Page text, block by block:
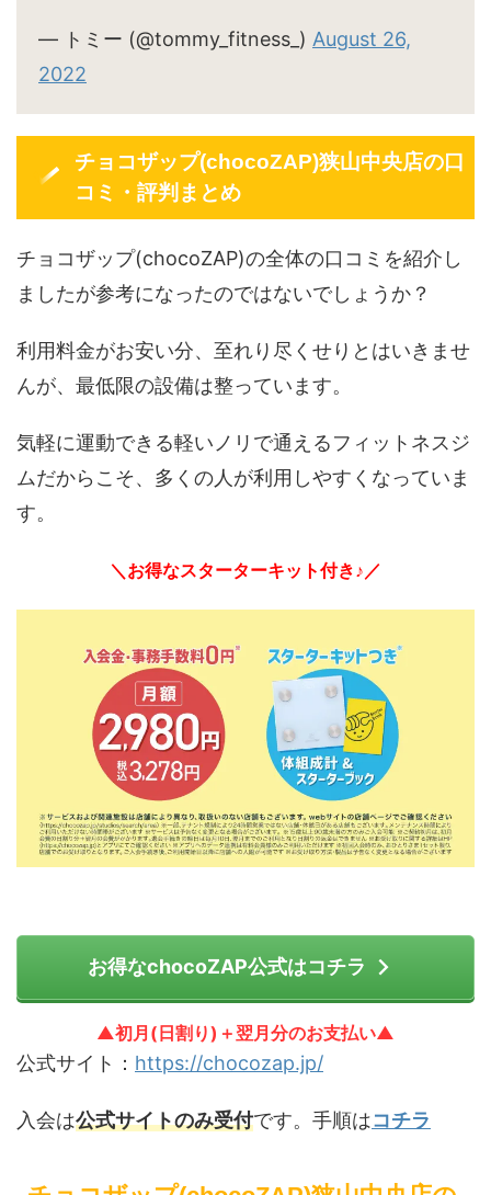
— トミー (@tommy_fitness_) August 26,
2022
チョコザップ(chocoZAP)狭山中央店の口
コミ・評判まとめ
チョコザップ(chocoZAP)の全体の口コミを紹介し
ましたが参考になったのではないでしょうか？
利用料金がお安い分、至れり尽くせりとはいきませ
んが、最低限の設備は整っています。
気軽に運動できる軽いノリで通えるフィットネスジ
ムだからこそ、多くの人が利用しやすくなっていま
す。
＼お得なスターターキット付き♪／
お得なchocoZAP公式はコチラ
▲初月(日割り)＋翌月分のお支払い▲
公式サイト： https://chocozap.jp/
入会は公式サイトのみ受付です。手順はコチラ